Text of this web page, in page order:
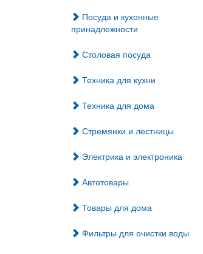
Посуда и кухонные
принадлежности
Столовая посуда
Техника для кухни
Техника для дома
Стремянки и лестницы
Электрика и электроника
Автотовары
Товары для дома
Фильтры для очистки воды